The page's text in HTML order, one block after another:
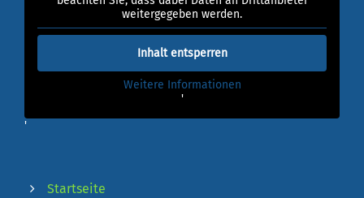
weitergegeben werden.
Inhalt entsperren
Weitere Informationen
'
'
Startseite